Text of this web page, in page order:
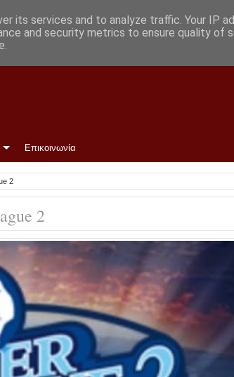
Επικοινωνία
2
2
its services and to analyze traffic. Your IP
and security metrics to ensure quality of